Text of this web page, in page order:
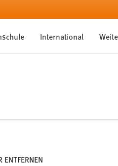
International
ENTFERNEN